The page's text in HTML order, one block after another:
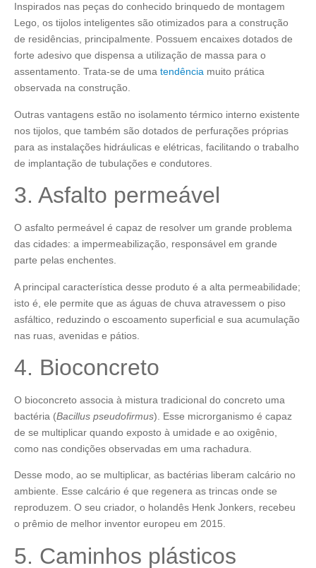
Inspirados nas peças do conhecido brinquedo de montagem
Lego, os tijolos inteligentes são otimizados para a construção
de residências, principalmente. Possuem encaixes dotados de
forte adesivo que dispensa a utilização de massa para o
assentamento. Trata-se de uma tendência muito prática
observada na construção.
Outras vantagens estão no isolamento térmico interno existente
nos tijolos, que também são dotados de perfurações próprias
para as instalações hidráulicas e elétricas, facilitando o trabalho
de implantação de tubulações e condutores.
3. Asfalto permeável
O asfalto permeável é capaz de resolver um grande problema
das cidades: a impermeabilização, responsável em grande
parte pelas enchentes.
A principal característica desse produto é a alta permeabilidade;
isto é, ele permite que as águas de chuva atravessem o piso
asfáltico, reduzindo o escoamento superficial e sua acumulação
nas ruas, avenidas e pátios.
4. Bioconcreto
O bioconcreto associa à mistura tradicional do concreto uma
bactéria (Bacillus pseudofirmus). Esse microrganismo é capaz
de se multiplicar quando exposto à umidade e ao oxigênio,
como nas condições observadas em uma rachadura.
Desse modo, ao se multiplicar, as bactérias liberam calcário no
ambiente. Esse calcário é que regenera as trincas onde se
reproduzem. O seu criador, o holandês Henk Jonkers, recebeu
o prêmio de melhor inventor europeu em 2015.
5. Caminhos plásticos